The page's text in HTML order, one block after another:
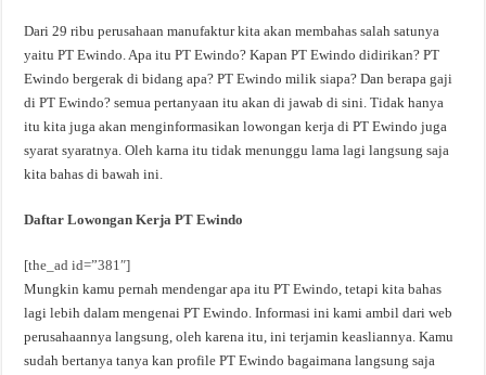
Dari 29 ribu perusahaan manufaktur kita akan membahas salah satunya
yaitu PT Ewindo. Apa itu PT Ewindo? Kapan PT Ewindo didirikan? PT
Ewindo bergerak di bidang apa? PT Ewindo milik siapa? Dan berapa gaji
di PT Ewindo? semua pertanyaan itu akan di jawab di sini. Tidak hanya
itu kita juga akan menginformasikan lowongan kerja di PT Ewindo juga
syarat syaratnya. Oleh karna itu tidak menunggu lama lagi langsung saja
kita bahas di bawah ini.
Daftar Lowongan Kerja PT Ewindo
[the_ad id=”381″]
Mungkin kamu pernah mendengar apa itu PT Ewindo, tetapi kita bahas
lagi lebih dalam mengenai PT Ewindo. Informasi ini kami ambil dari web
perusahaannya langsung, oleh karena itu, ini terjamin keasliannya. Kamu
sudah bertanya tanya kan profile PT Ewindo bagaimana langsung saja